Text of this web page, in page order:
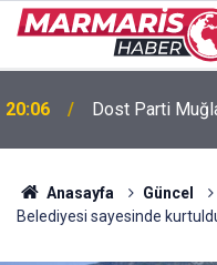
16:51
Bursaspor’da
açıklandı
Anasayfa Güncel
Belediyesi sayesinde